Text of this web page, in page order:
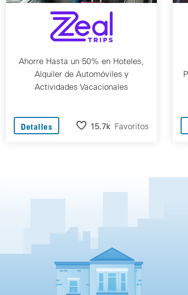
Ahorre Hasta un 50% en Hoteles,
Alquiler de Automóviles y
Actividades Vacacionales
Detalles 15.7k Favoritos